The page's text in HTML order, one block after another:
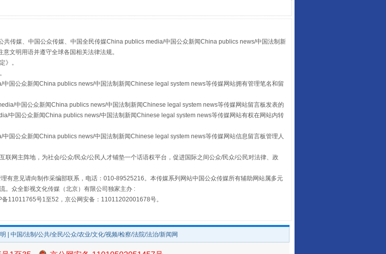
从幼儿园到大学，有这些资助 “后车司机肯定在骂我”
共传媒、中国公众传媒、中国全民传媒China publics media/中国公众新闻China publics news/中国法制新
文明用语并遵守全球各国相关法律法规。
》。
国公众新闻China publics news/中国法制新闻Chinese legal system news等传媒网站拥有管理笔名和留
中国公众新闻China publics news/中国法制新闻Chinese legal system news等传媒网站留言板发表的
中国公众新闻China publics news/中国法制新闻Chinese legal system news等传媒网站有权在网站内转
国公众新闻China publics news/中国法制新闻Chinese legal system news等传媒网站信息留言板管理人
网主阵地，为社会/公众/民众/公民人才铺垫一个话语权平台，促进国际之间公众/民众/公民对法律、政
有意见请向制作采编部联系，电话：010-89525216。本传媒系列网站中国公众传媒所有辅助网站属多元
。众全影视文化传媒（北京）有限公司独家主办 :
11011765号1至52，京公网安备：11011202001678号。
| 中国/法制/公共/全民/公众/农业/文化/视频/检察/法院/法治/新闻网